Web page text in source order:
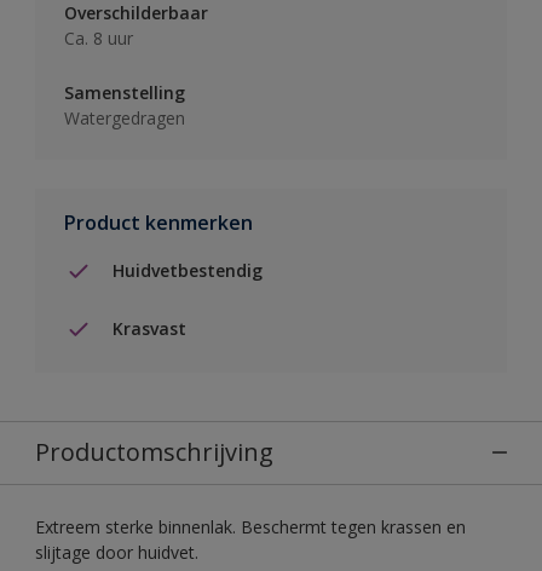
Overschilderbaar
Ca. 8 uur
Samenstelling
Watergedragen
Product kenmerken
Huidvetbestendig
Krasvast
Productomschrijving
Extreem sterke binnenlak. Beschermt tegen krassen en
slijtage door huidvet.